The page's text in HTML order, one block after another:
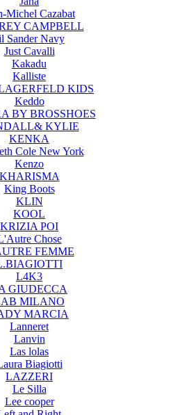
Michel Cazabat
CAMPBELL
Sander Navy
Just Cavalli
Kakadu
Kalliste
KIDS
Keddo
BY BROSSHOES
KYLIE
KENKA
Cole New York
Kenzo
KHARISMA
King Boots
KLIN
KOOL
KRIZIA POI
Chose
FEMME
L4K3
GIUDECCA
MILANO
MARCIA
Lanneret
Lanvin
Las lolas
Biagiotti
LAZZERI
Le Silla
Lee cooper